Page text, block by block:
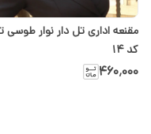
مقنعه اداری تل دار نوار طوسی
کد 14
۴۶۰٬۰۰۰